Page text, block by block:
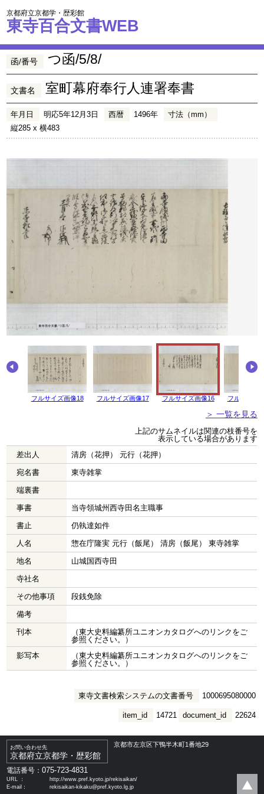
京都府立京都学・歴彩館
東寺百合文書WEB
函/番号 つ函/5/8/
文書名 室町幕府奉行人連署奉書
年月日 明応5年12月3日 西暦 1496年
寸法（mm）
縦285 x 横483
フルサイズ画像18 フルサイズ画像17 フルサイズ画像16 フルサイズ
＞ 一覧を見る
上記のサムネイルは関連の枝番号を
表示している場合があります
差出人
清房（花押） 元行（花押）
宛名書
東寺雑掌
端裏書
事書
当寺領城州西寺田名主職事
書止
仍執達如件
人名
惣在庁隆実 元行（飯尾） 清房（飯尾） 東寺雑掌
地名
山城国西寺田
寺社名
その他事項
段銭免除
備考
刊本
（東大史料編纂所ユニオンカタログへのリンクをご
参照ください。）
影写本
（東大史料編纂所ユニオンカタログへのリンクをご
参照ください。）
東寺文書検索システムの文書番号 1000695080000
document_id 22624
item_id 14721
お問い合わせ先
京都府立京都学・歴彩館
京都市左京区下鴨半木町1番地29
電話番号：075-723-4831
URL ：
http://www.pref.kyoto.jp/rekisaikan/
E-mail：
rekisaikan-kikaku@pref.kyoto.lg.jp